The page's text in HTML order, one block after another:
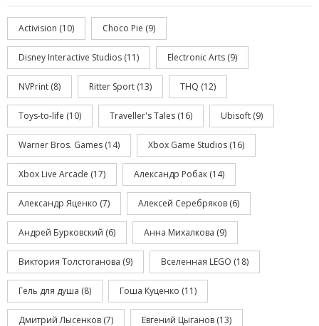
Activision (10) Choco Pie (9)
Disney Interactive Studios (11) Electronic Arts (9)
NVPrint (8) Ritter Sport (13) THQ (12)
Toys-to-life (10) Traveller's Tales (16) Ubisoft (9)
Warner Bros. Games (14) Xbox Game Studios (16)
Xbox Live Arcade (17) Александр Робак (14)
Александр Яценко (7) Алексей Серебряков (6)
Андрей Бурковский (6) Анна Михалкова (9)
Виктория Толстоганова (9) Вселенная LEGO (18)
Гель для душа (8) Гоша Куценко (11)
Дмитрий Лысенков (7) Евгений Цыганов (13)